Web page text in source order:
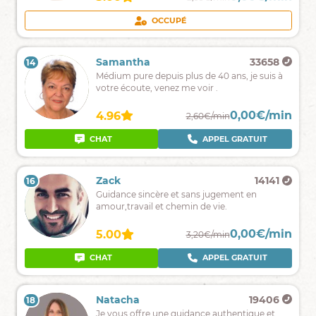
OCCUPÉ
13 Elsa
4145
Spécialisée
Sentimental.
Les
messages
de
votre
guide
clairaudience.
4.97 2,59€/min 0,00€/min
CHATAPPEL GRATUIT
14 Samantha 33658
Médium pure depuis plus de 40 ans, je suis à
votre écoute, venez me voir .
4.96 2,60€/min0,00€/min
CHAT APPEL GRATUIT
15 Rosarya
9986
Je
vous
juste
devant
votre
chemin
révélateur
4.91 1,90€/min 0,00€/min
CHATAPPEL GRATUIT
16 Zack 14141
Guidance sincère et sans jugement en
amour,travail et chemin de vie.
5.00 3,20€/min0,00€/min
CHAT APPEL GRATUIT
17 Gabsi
1992
Je
18 Natacha 19406
Je vous offre une guidance authentique et